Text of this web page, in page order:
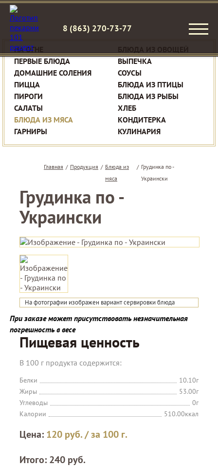
8 (863) 270-73-77
НА ОГНЕ
ПЕРВЫЕ БЛЮДА
ДОМАШНИЕ СОЛЕНИЯ
ПИЦЦА
ПИРОГИ
САЛАТЫ
БЛЮДА ИЗ МЯСА
ГАРНИРЫ
ВЫПЕЧКА
СОУСЫ
БЛЮДА ИЗ ПТИЦЫ
БЛЮДА ИЗ РЫБЫ
ХЛЕБ
КОНДИТЕРКА
КУЛИНАРИЯ
Главная / Продукция / Блюда из
мяса
/ Грудинка по -
Украински
Грудинка по -
Украински
На фотографии изображен вариант сервировки блюда
При заказе может присутствовать незначительная
погрешность в весе
Пищевая ценность
В 100 г продукта содержится:
Белки
10.10г
Жиры
53.00г
Углеводы
0г
Калории
510.00ккал
Цена: 120 руб./ за 100 г.
Итого: 240 руб.